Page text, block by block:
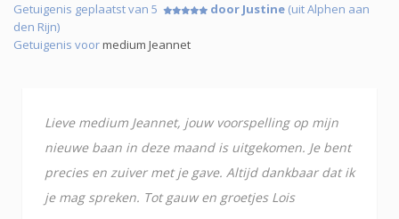
Getuigenis geplaatst van 5 door Justine (uit Alphen aan
den Rijn)
Getuigenis voormedium Jeannet
Lieve medium Jeannet, jouw voorspelling op mijn
nieuwe baan in deze maand is uitgekomen. Je bent
precies en zuiver met je gave. Altijd dankbaar dat ik
je mag spreken. Tot gauw en groetjes Lois